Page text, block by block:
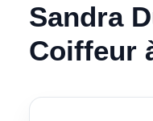
Sandra
Coiffeur